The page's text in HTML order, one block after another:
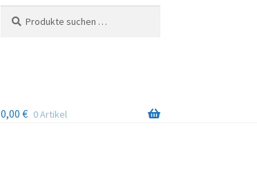
nach:
0,00 € 0 Artikel